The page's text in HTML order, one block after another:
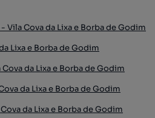
Vila Cova da Lixa e Borba de Godim
Lixa e Borba de Godim
da Lixa e Borba de Godim
da Lixa e Borba de Godim
da Lixa e Borba de Godim